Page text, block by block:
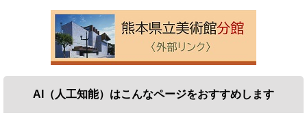
AI（人工知能）はこんなページをおすすめします